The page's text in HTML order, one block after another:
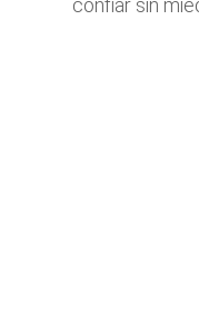
confiar sin